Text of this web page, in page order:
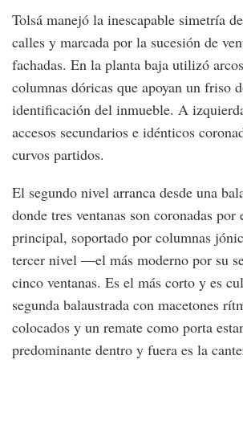
Tolsá manejó la inescapable simetría
calles y marcada por la sucesión de
fachadas. En la planta baja utilizó
columnas dóricas que apoyan un friso
identificación del inmueble. A
accesos secundarios e idénticos
curvos partidos.
El segundo nivel arranca desde una
donde tres ventanas son coronadas
principal, soportado por columnas
tercer nivel —el más moderno por su
cinco ventanas. Es el más corto y es
segunda balaustrada con macetones
colocados y un remate como porta
predominante dentro y fuera es la